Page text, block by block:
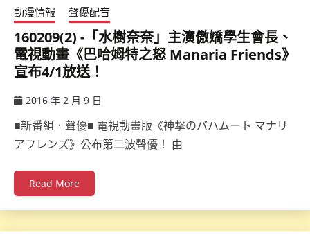
動漫情報 聲優配音
160209(2) -「水樹奈奈」主演傲嬌學生會長、
電視動畫《巴哈姆特之怒 Manaria Friends》
宣布4/1放送！
2016 年 2 月 9 日
■新番組．聲優■ 電視動畫版《神撃のバハムート マナリ
アフレンズ》公布第二波聲優！ 由
Read More